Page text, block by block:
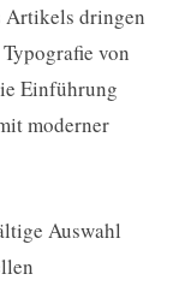
Artikels dringen
von
Einführung
moderner
Auswahl